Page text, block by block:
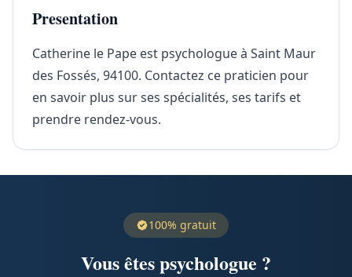
Presentation
Catherine le Pape est psychologue à Saint Maur
des Fossés, 94100. Contactez ce praticien pour
en savoir plus sur ses spécialités, ses tarifs et
prendre rendez-vous.
100% gratuit
Vous êtes psychologue ?